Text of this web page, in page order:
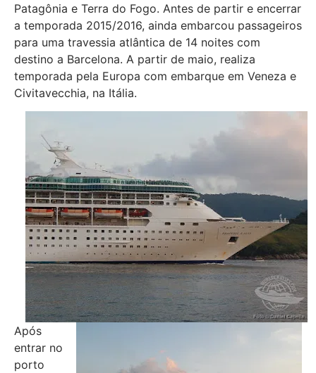
Patagônia e Terra do Fogo. Antes de partir e encerrar
a temporada 2015/2016, ainda embarcou passageiros
para uma travessia atlântica de 14 noites com
destino a Barcelona. A partir de maio, realiza
temporada pela Europa com embarque em Veneza e
Civitavecchia, na Itália.
Após
entrar no
porto